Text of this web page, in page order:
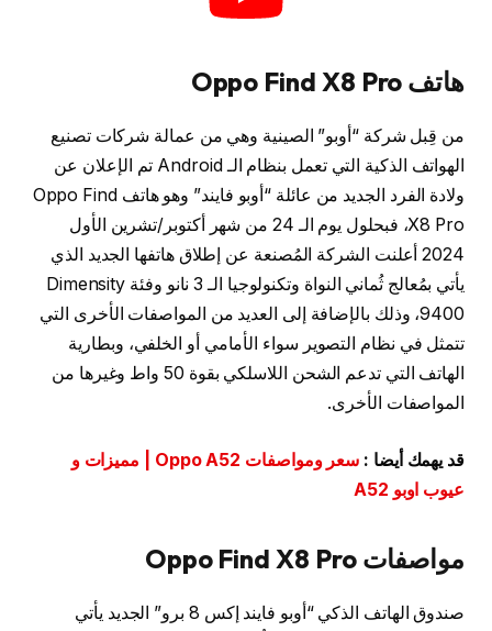
هاتف Oppo Find X8 Pro
من قِبل شركة “أوبو” الصينية وهي من عمالة شركات تصنيع
الهواتف الذكية التي تعمل بنظام الـ Android تم الإعلان عن
ولادة الفرد الجديد من عائلة “أوبو فايند” وهو هاتف Oppo Find
X8 Pro، فبحلول يوم الـ 24 من شهر أكتوبر/تشرين الأول
2024 أعلنت الشركة المُصنعة عن إطلاق هاتفها الجديد الذي
يأتي بمُعالج ثُماني النواة وتكنولوجيا الـ 3 نانو وفئة Dimensity
9400، وذلك بالإضافة إلى العديد من المواصفات الأخرى التي
تتمثل في نظام التصوير سواء الأمامي أو الخلفي، وبطارية
الهاتف التي تدعم الشحن اللاسلكي بقوة 50 واط وغيرها من
المواصفات الأخرى.
قد يهمك أيضا :
سعر ومواصفات Oppo A52 | مميزات و
عيوب اوبو A52
مواصفات Oppo Find X8 Pro
صندوق الهاتف الذكي “أوبو فايند إكس 8 برو” الجديد يأتي